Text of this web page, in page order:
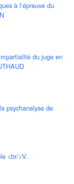
à l’épreuve du
du juge en
psychanalyse de
<br/>V.